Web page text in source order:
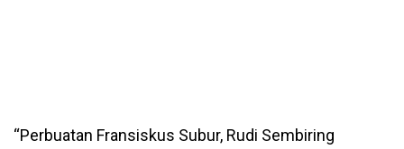
“Perbuatan Fransiskus Subur, Rudi Sembiring